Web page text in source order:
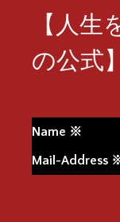
【人
の公式】
Name ※
Mail-Address